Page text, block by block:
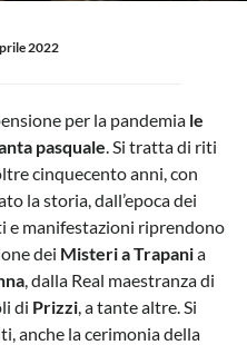
2022
per la pandemia le
pasquale. Si tratta di riti
cinquecento anni, con
la storia, dall’epoca dei
e manifestazioni riprendono
dei Misteri a Trapania
, dalla Real maestranza di
di Prizzi, a tante altre. Si
anche la cerimonia della